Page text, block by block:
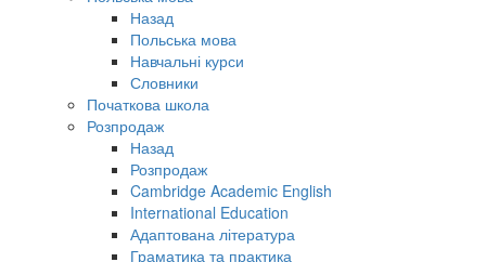
Назад
Польська мова
Навчальні курси
Словники
Початкова школа
Розпродаж
Назад
Розпродаж
Cambridge Academic English
International Education
Адаптована література
Граматика та практика